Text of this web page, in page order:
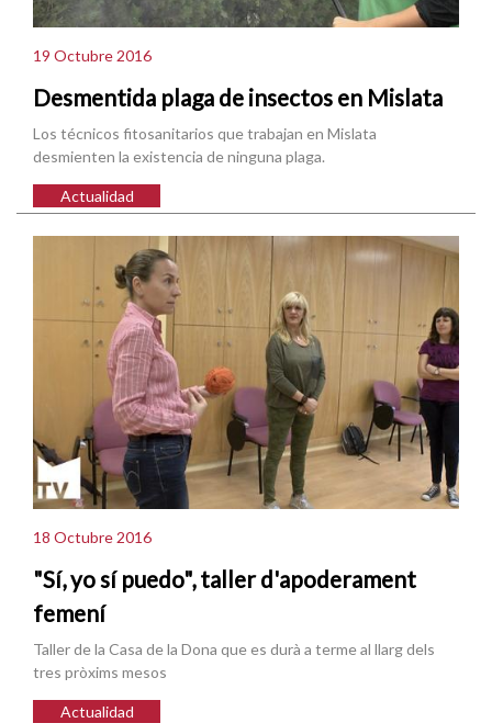
19 Octubre 2016
Desmentida plaga de insectos en Mislata
Los técnicos fitosanitarios que trabajan en Mislata
desmienten la existencia de ninguna plaga.
Actualidad
18 Octubre 2016
"Sí, yo sí puedo", taller d'apoderament
femení
Taller de la Casa de la Dona que es durà a terme al llarg dels
tres pròxims mesos
Actualidad